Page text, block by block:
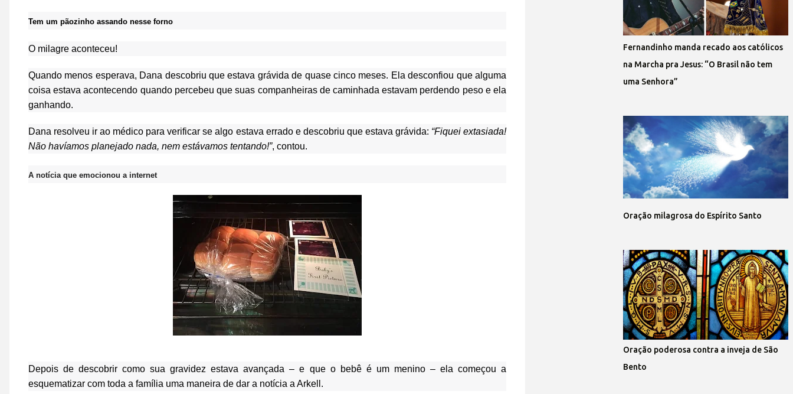
Tem um pãozinho assando nesse forno
O milagre aconteceu!
Quando menos esperava, Dana descobriu que estava grávida de quase cinco meses. Ela desconfiou que alguma
coisa estava acontecendo quando percebeu que suas companheiras de caminhada estavam perdendo peso e ela
ganhando.
Dana resolveu ir ao médico para verificar se algo estava errado e descobriu que estava grávida: “Fiquei extasiada!
Não havíamos planejado nada, nem estávamos tentando!”, contou.
A notícia que emocionou a internet
Depois de descobrir como sua gravidez estava avançada – e que o bebê é um menino – ela começou a
esquematizar com toda a família uma maneira de dar a notícia a Arkell.
Fernandinho manda recado aos católicos
na Marcha pra Jesus: “O Brasil não tem
uma Senhora”
Oração milagrosa do Espírito Santo
Oração poderosa contra a inveja de São
Bento